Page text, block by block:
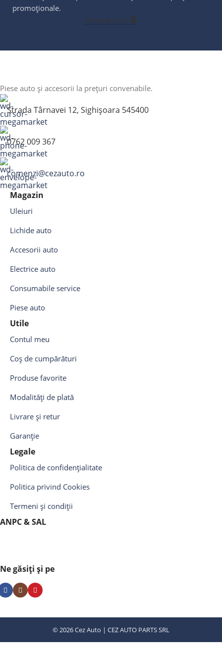
promoționale.
Creează cont
Piese auto și accesorii la prețuri convenabile.
Strada Târnavei 12, Sighișoara 545400
0762 009 367
comenzi@cezauto.ro
Magazin
Uleiuri
Lichide auto
Accesorii auto
Electrice auto
Consumabile service
Piese auto
Utile
Contul meu
Coș de cumpărături
Produse favorite
Modalități de plată
Livrare și retur
Garanție
Legale
Politica de confidențialitate
Politica privind Cookies
Termeni și condiții
ANPC & SAL
Ne găsiți și pe
© 2026 Cez Auto | CEZ AUTO PARTS SRL